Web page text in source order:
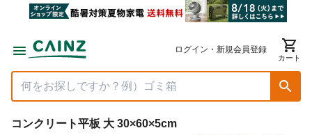
ログイン・新規会員登録
カート
コンクリート平板 大 30×60×5cm